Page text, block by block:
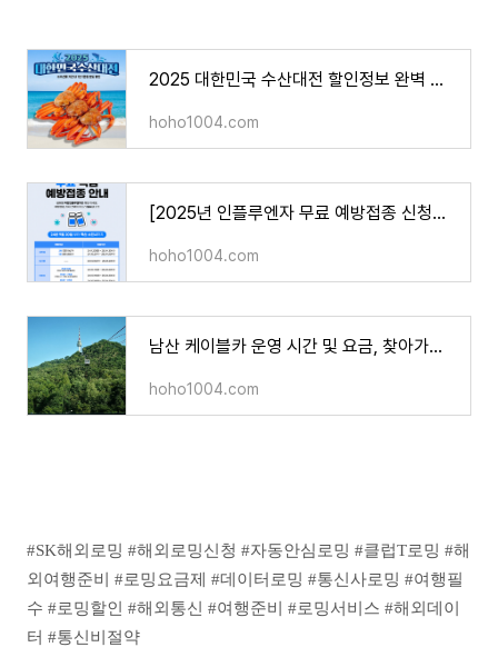
2025 대한민국 수산대전 할인정보 완벽 가이드 - 온오프라인 혜택 총정리
hoho1004.com
[2025년 인플루엔자 무료 예방접종 신청방법 총정리] 대상자/기간/접종기관 한눈에 보기
hoho1004.com
남산 케이블카 운영 시간 및 요금, 찾아가는 방법
hoho1004.com
#SK해외로밍 #해외로밍신청 #자동안심로밍 #클럽T로밍 #해
외여행준비 #로밍요금제 #데이터로밍 #통신사로밍 #여행필
수 #로밍할인 #해외통신 #여행준비 #로밍서비스 #해외데이
터 #통신비절약